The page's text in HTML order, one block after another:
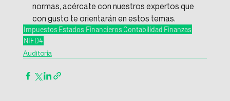
normas, acércate con nuestros expertos que
con gusto te orientarán en estos temas.
Impuestos Estados Financieros Contabilidad Finanzas
NIFD4
Auditoría